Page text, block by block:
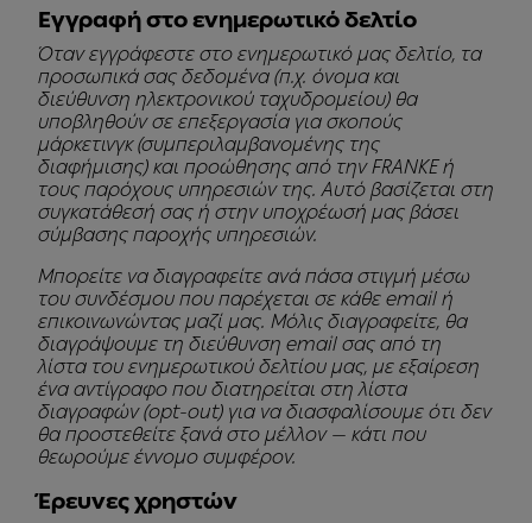
Εγγραφή στο ενημερωτικό δελτίο
Όταν εγγράφεστε στο ενημερωτικό μας δελτίο, τα
προσωπικά σας δεδομένα (π.χ. όνομα και
διεύθυνση ηλεκτρονικού ταχυδρομείου) θα
υποβληθούν σε επεξεργασία για σκοπούς
μάρκετινγκ (συμπεριλαμβανομένης της
διαφήμισης) και προώθησης από την FRANKE ή
τους παρόχους υπηρεσιών της. Αυτό βασίζεται στη
συγκατάθεσή σας ή στην υποχρέωσή μας βάσει
σύμβασης παροχής υπηρεσιών.
Μπορείτε να διαγραφείτε ανά πάσα στιγμή μέσω
του συνδέσμου που παρέχεται σε κάθε email ή
επικοινωνώντας μαζί μας. Μόλις διαγραφείτε, θα
διαγράψουμε τη διεύθυνση email σας από τη
λίστα του ενημερωτικού δελτίου μας, με εξαίρεση
ένα αντίγραφο που διατηρείται στη λίστα
διαγραφών (opt-out) για να διασφαλίσουμε ότι δεν
θα προστεθείτε ξανά στο μέλλον — κάτι που
θεωρούμε έννομο συμφέρον.
Έρευνες χρηστών